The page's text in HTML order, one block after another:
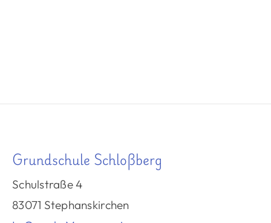
Grundschule Schloßberg
Schulstraße 4
83071 Stephanskirchen